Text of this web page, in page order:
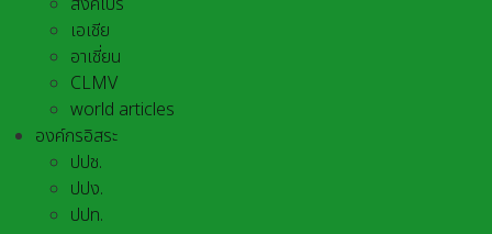
เอเชีย
อาเชี่ยน
CLMV
world articles
องค์กรอิสระ
ปปช.
ปปง.
ปปท.